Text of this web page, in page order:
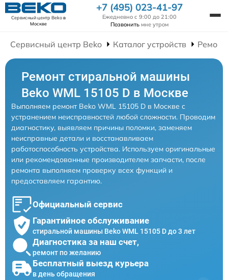
Сервисный центр Bekoв
Москве
+7 (495) 023-41-97
Ежедневно с 9:00 до 21:00
Позвонить мне утром
Сервисный центр Beko Каталог устройств
Ремонт стиральной машины
Beko WML 15105 D в Москве
Выполняем ремонт Beko WML 15105 D в Москве с
устранением неисправностей любой сложности. Проводим
диагностику, выявляем причины поломки, заменяем
неисправные детали и восстанавливаем
работоспособность устройства. Используем оригинальные
или рекомендованные производителем запчасти, после
ремонта выполняем проверку всех функций и
предоставляем гарантию.
Официальный сервис
Гарантийное обслуживание
стиральной машины Beko WML 15105 D до 3 лет
Диагностика за наш счет,
ремонт по желанию
Бесплатный выезд курьера
в день обращения